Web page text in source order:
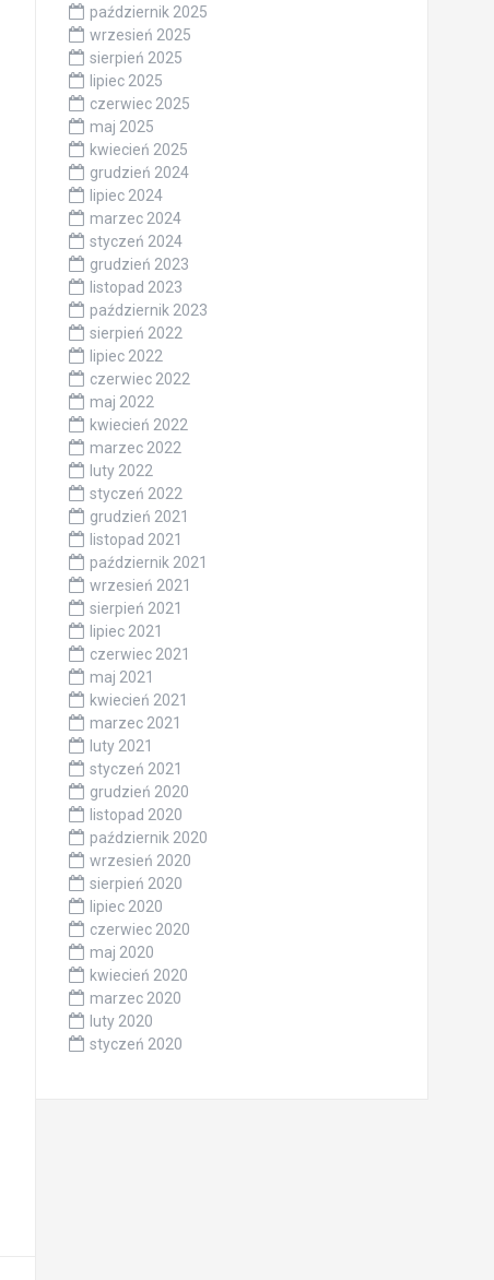
październik 2025
wrzesień 2025
sierpień 2025
lipiec 2025
czerwiec 2025
maj 2025
kwiecień 2025
grudzień 2024
lipiec 2024
marzec 2024
styczeń 2024
grudzień 2023
listopad 2023
październik 2023
sierpień 2022
lipiec 2022
czerwiec 2022
maj 2022
kwiecień 2022
marzec 2022
luty 2022
styczeń 2022
grudzień 2021
listopad 2021
październik 2021
wrzesień 2021
sierpień 2021
lipiec 2021
czerwiec 2021
maj 2021
kwiecień 2021
marzec 2021
luty 2021
styczeń 2021
grudzień 2020
listopad 2020
październik 2020
wrzesień 2020
sierpień 2020
lipiec 2020
czerwiec 2020
maj 2020
kwiecień 2020
marzec 2020
luty 2020
styczeń 2020